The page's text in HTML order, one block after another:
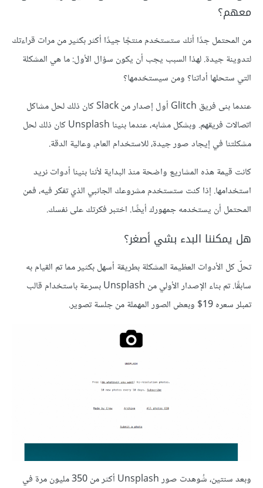
معهم؟
من المحتمل جدًا أنك ستستخدم منتجًا جيدًا أكثر بكثير من مرات قراءتك
لتدوينة جيدة. لهذا السبب يجب أن يكون سؤال الأول: ما هي المشكلة
التي ستحلها أداتنا؟ ومن سيستخدمها؟
عندما بنى فريق Glitch أول إصدار من Slack كان ذلك لحل مشاكل
اتصالات فريقهم. وبشكل مشابه، عندما بنينا Unsplash كان ذلك لحل
مشكلتنا في إيجاد صور جيدة، للاستخدام العام، وعالية الدقة.
كانت قيمة هذه المشاريع واضحة منذ البداية لأننا بنينا أدوات نريد
استخدامها. إذا كنت ستستخدم مشروعك الجانبي الذي تفكر فيه، فمن
المحتمل أن يستخدمه جمهورك أيضًا. اختبر فكرتك على نفسك.
هل يمكننا البدء بشي أصغر؟
تحلّ كل الأدوات العظيمة المشكلة بطريقة أسهل بكثير مما تم القيام به
سابقًا. تم بناء الإصدار الأولي من Unsplash بسرعة باستخدام قالب
تمبلر سعره 19$ وبعض الصور المهملة من جلسة تصوير.
وبعد سنتين، شُوهدت صور Unsplash أكثر من 350 مليون مرة في